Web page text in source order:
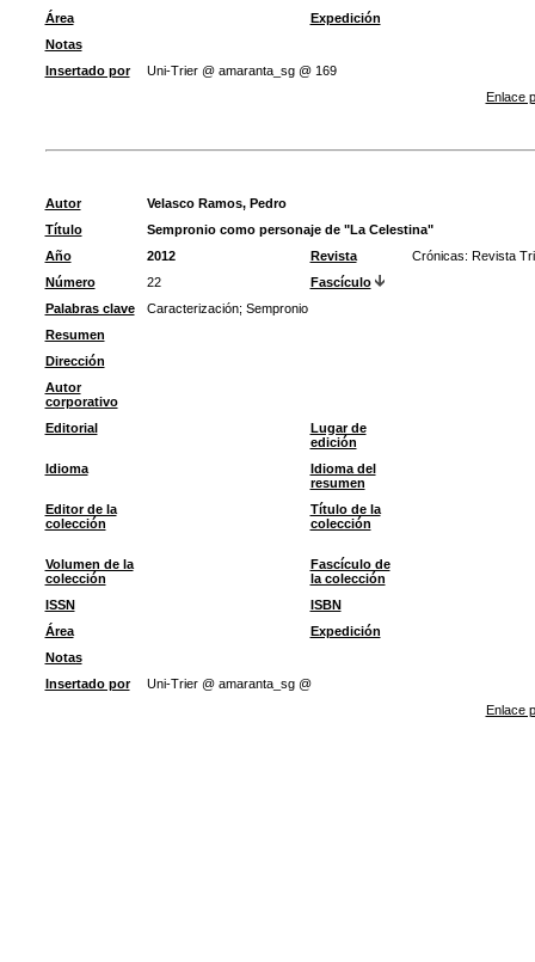
Área
Expedición
Notas
Insertado por
Uni-Trier @ amaranta_sg @ 169
Enlace
Autor
Velasco Ramos, Pedro
Título
Sempronio como personaje de "La Celestina"
Año
2012 Revista
Crónicas: Revista
Número
22
Fascículo
Palabras clave
Caracterización; Sempronio
Resumen
Dirección
Autor
corporativo
Editorial
Lugar de
edición
Idioma
Idioma del
resumen
Editor de la
colección
Título de la
colección
Volumen de la
colección
Fascículo de
la colección
ISSN
ISBN
Área
Expedición
Notas
Insertado por
Uni-Trier @ amaranta_sg @
Enlace